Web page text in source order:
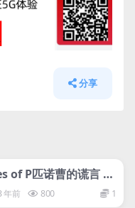
分享
网盘下载游戏
of P匹诺曹的谎言 皮
的谎言
年前 800 1